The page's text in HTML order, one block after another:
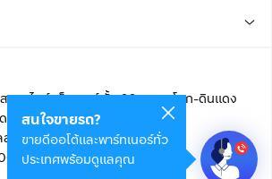
กายไนน์ เซ็นเตอร์ ชั้น 22 ถนนอโศก-ดินแดง
ส จำกัด (สำนักงานใหญ่)
สนใจขายรถ?
ขายดีออโต้และพาร์ทเนอร์ทั่ว
ประเทศพร้อมดูแลคุณ